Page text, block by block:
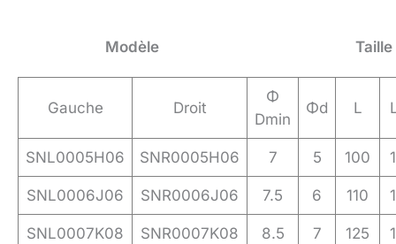
Modèle Taille
Gauche Droit
Φ
Dmin
Φd L
SNL0005H06 SNR0005H06 7 5 100
SNL0006J06 SNR0006J06 7.5 6 110
SNL0007K08 SNR0007K08 8.5 7 125